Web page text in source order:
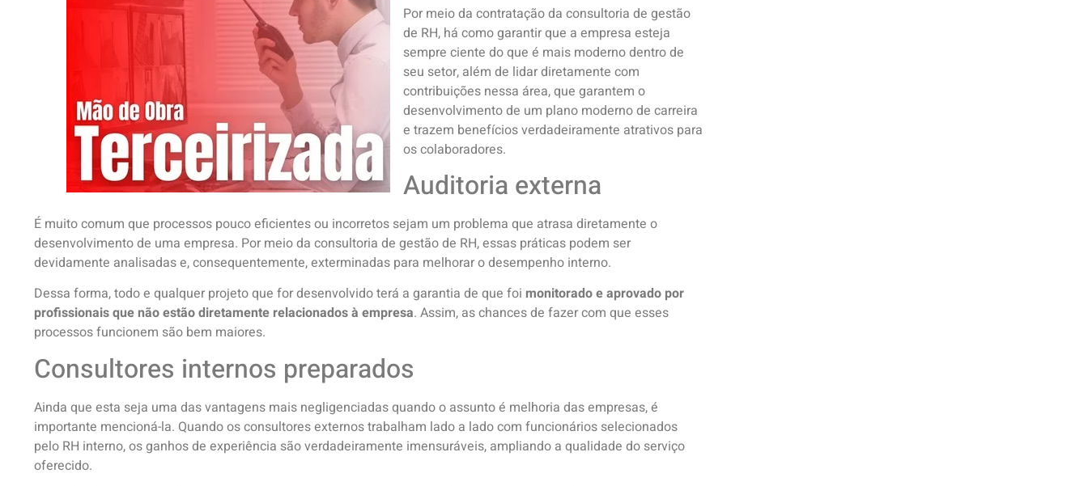
Por meio da contratação da consultoria de gestão
de RH, há como garantir que a empresa esteja
sempre ciente do que é mais moderno dentro de
seu setor, além de lidar diretamente com
contribuições nessa área, que garantem o
desenvolvimento de um plano moderno de carreira
e trazem benefícios verdadeiramente atrativos para
os colaboradores.
Auditoria externa
É muito comum que processos pouco eficientes ou incorretos sejam um problema que atrasa diretamente o
desenvolvimento de uma empresa. Por meio da consultoria de gestão de RH, essas práticas podem ser
devidamente analisadas e, consequentemente, exterminadas para melhorar o desempenho interno.
Dessa forma, todo e qualquer projeto que for desenvolvido terá a garantia de que foi monitorado e aprovado por
profissionais que não estão diretamente relacionados à empresa. Assim, as chances de fazer com que esses
processos funcionem são bem maiores.
Consultores internos preparados
Ainda que esta seja uma das vantagens mais negligenciadas quando o assunto é melhoria das empresas, é
importante mencioná-la. Quando os consultores externos trabalham lado a lado com funcionários selecionados
pelo RH interno, os ganhos de experiência são verdadeiramente imensuráveis, ampliando a qualidade do serviço
oferecido.